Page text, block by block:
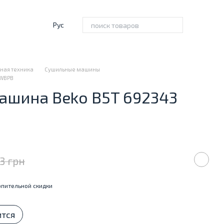
Рус
техника
Сушильные машины
Beko B5T 692343
грн
скидки